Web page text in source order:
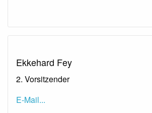
Ekkehard Fey
2. Vorsitzender
E-Mail...